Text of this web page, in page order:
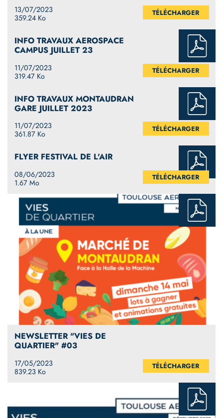
13/07/2023
359.24 Ko
TÉLÉCHARGER
INFO TRAVAUX AEROSPACE
CAMPUS JUILLET 23
11/07/2023
319.47 Ko
TÉLÉCHARGER
INFO TRAVAUX MONTAUDRAN
GARE JUILLET 2023
11/07/2023
361.87 Ko
TÉLÉCHARGER
FLYER FESTIVAL DE L'AIR
08/06/2023
1.67 Mo
TÉLÉCHARGER
NEWSLETTER "VIES DE
QUARTIER" #03
17/05/2023
839.23 Ko
TÉLÉCHARGER